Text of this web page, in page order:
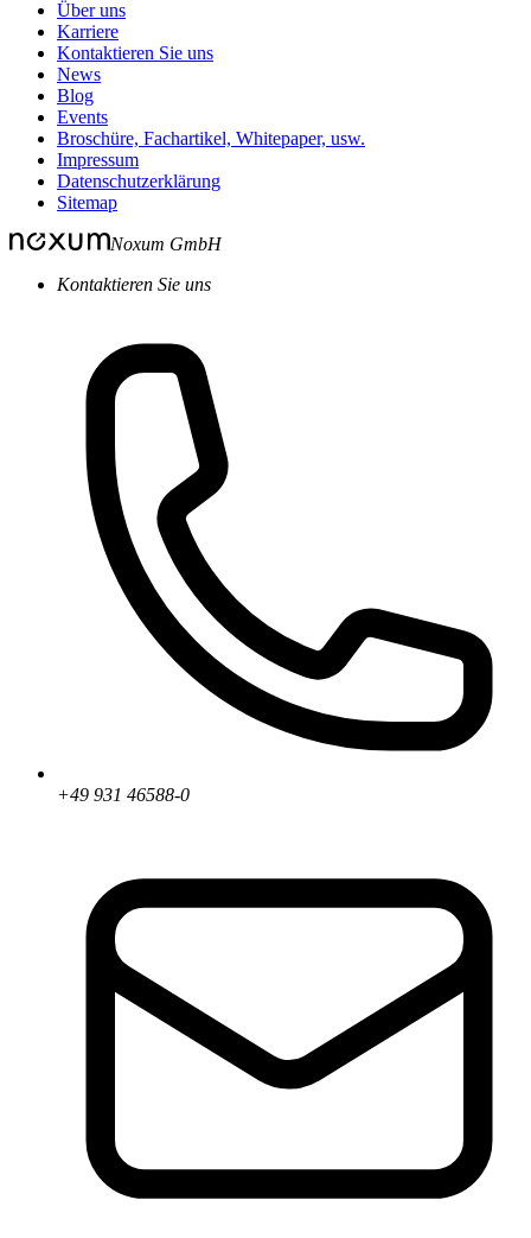
Über uns
Karriere
Kontaktieren Sie uns
News
Blog
Events
Broschüre, Fachartikel, Whitepaper, usw.
Impressum
Datenschutzerklärung
Sitemap
Noxum GmbH
Kontaktieren Sie uns
+49 931 46588-0